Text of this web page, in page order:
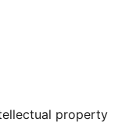
property